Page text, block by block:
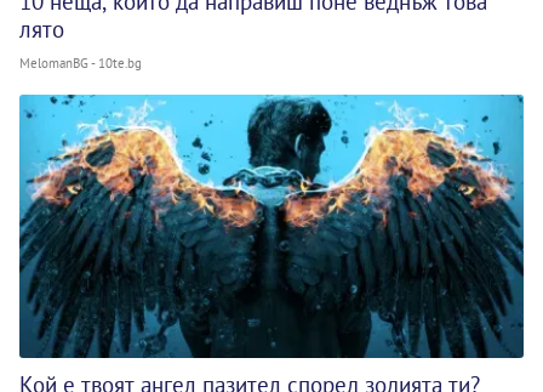
лято
MelomanBG - 10te.bg
Кой е твоят ангел пазител според зодията ти?